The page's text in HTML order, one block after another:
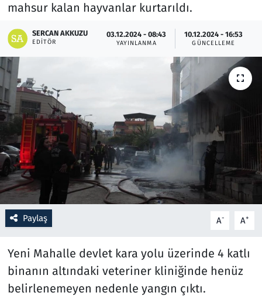
mahsur kalan hayvanlar kurtarıldı.
SERCAN AKKUZU
EDITÖR
03.12.2024 - 08:43
YAYINLANMA
10.12.2024 - 16:53
GÜNCELLEME
Paylaş A- A+
Yeni Mahalle devlet kara yolu üzerinde 4 katlı
binanın altındaki veteriner kliniğinde henüz
belirlenemeyen nedenle yangın çıktı.
Memur ve Kamu
Otomobil
Oyun
Ramazan
Resmi İlanlar
Rüya Tabirleri
Sağlık
Savunma Sanayi
Seçim 2023
Spor